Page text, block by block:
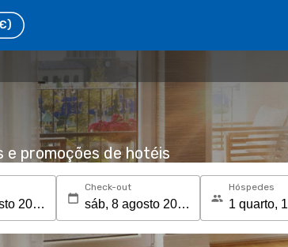
promoções de hotéis
Check-out Hóspedes